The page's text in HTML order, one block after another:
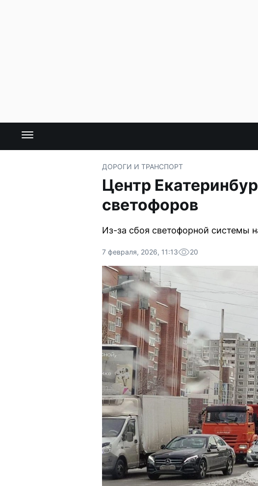
ДОРОГИ И ТРАНСПОРТ
Центр
светофоров
Из-за сбоя светофорной системы
7 февраля, 2026, 11:13 20